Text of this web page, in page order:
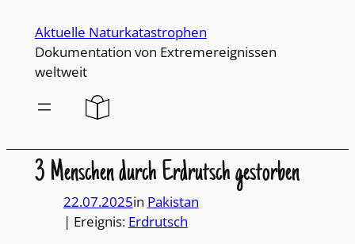
Inhalt
wechseln
Aktuelle Naturkatastrophen
Dokumentation von Extremereignissen
weltweit
3 Menschen durch Erdrutsch gestorben
22.07.2025in Pakistan
| Ereignis: Erdrutsch